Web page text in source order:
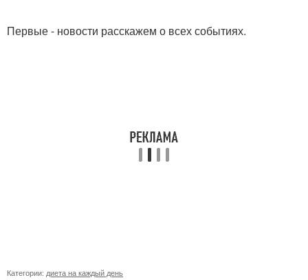
Первые - новости расскажем о всех событиях.
Категории: диета на каждый день